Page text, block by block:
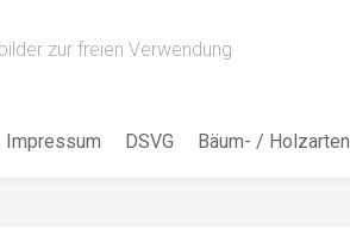
zur freien Verwendung
Impressum DSVG Bäum- / Holzarten